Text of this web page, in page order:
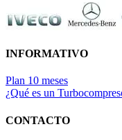
INFORMATIVO
Plan 10 meses
¿Qué es un
CONTACTO